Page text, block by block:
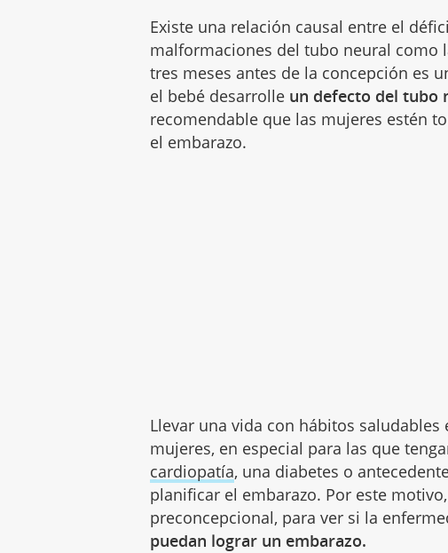
Existe una relación causal entre el
malformaciones del tubo neural como
tres meses antes de la concepción es
el bebé desarrolle un defecto del tubo
recomendable que las mujeres estén
el embarazo.
Llevar una vida con hábitos
mujeres, en especial para las que
cardiopatía, una diabetes o
planificar el embarazo. Por este
preconcepcional, para ver si la
puedan lograr un embarazo.